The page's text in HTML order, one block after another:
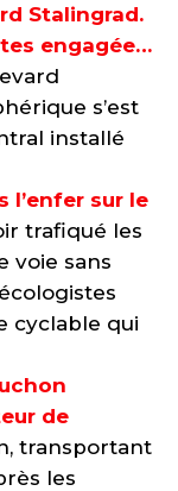
Stalingrad.
engagée…
s’est
installé
l’enfer sur le
trafiqué les
voie sans
cyclable qui
de
transportant
les